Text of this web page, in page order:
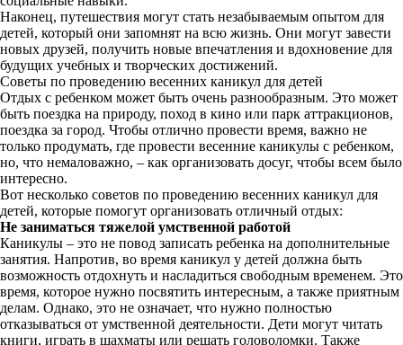
Наконец, путешествия могут стать незабываемым опытом для
детей, который они запомнят на всю жизнь. Они могут завести
новых друзей, получить новые впечатления и вдохновение для
будущих учебных и творческих достижений.
Советы по проведению весенних каникул для детей
Отдых с ребенком может быть очень разнообразным. Это может
быть поездка на природу, поход в кино или парк аттракционов,
поездка за город. Чтобы отлично провести время, важно не
только продумать, где провести весенние каникулы с ребенком,
но, что немаловажно, – как организовать досуг, чтобы всем было
интересно.
Вот несколько советов по проведению весенних каникул для
детей, которые помогут организовать отличный отдых:
Не заниматься тяжелой умственной работой
Каникулы – это не повод записать ребенка на дополнительные
занятия. Напротив, во время каникул у детей должна быть
возможность отдохнуть и насладиться свободным временем. Это
время, которое нужно посвятить интересным, а также приятным
делам. Однако, это не означает, что нужно полностью
отказываться от умственной деятельности. Дети могут читать
книги, играть в шахматы или решать головоломки. Также